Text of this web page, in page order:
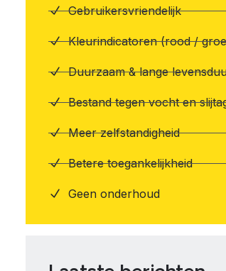
Gebruikersvriendelijk
Kleurindicatoren (rood /
Duurzaam & lange
Bestand tegen vocht en
Meer zelfstandigheid
Betere toegankelijkheid
Geen onderhoud